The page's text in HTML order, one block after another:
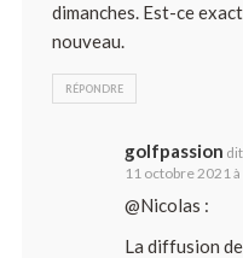
dimanches. Est-ce
nouveau.
RÉPONDRE
golfpassion
11 octobre 2021
@Nicolas :
La diffusion